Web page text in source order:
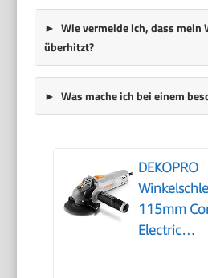
Wie vermeide ich, dass mein
überhitzt?
Was mache ich bei einem
DEKOPRO
115mm
Electric